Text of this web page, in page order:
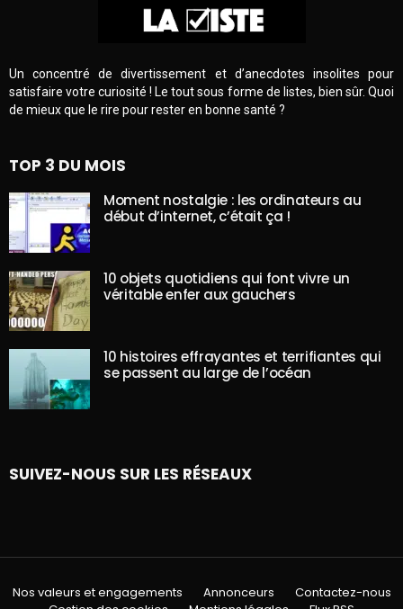
Un concentré de divertissement et d’anecdotes insolites pour
satisfaire votre curiosité ! Le tout sous forme de listes, bien sûr. Quoi
de mieux que le rire pour rester en bonne santé ?
TOP 3 DU MOIS
Moment nostalgie : les ordinateurs au
début d’internet, c’était ça !
10 objets quotidiens qui font vivre un
véritable enfer aux gauchers
10 histoires effrayantes et terrifiantes qui
se passent au large de l’océan
SUIVEZ-NOUS SUR LES RÉSEAUX
Nos valeurs et engagements Annonceurs
Contactez-nous